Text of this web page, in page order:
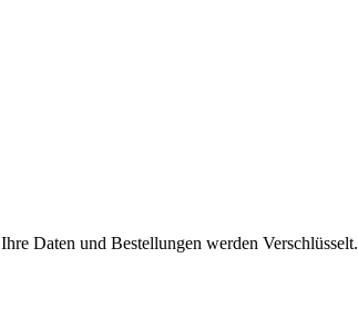
Ihre Daten und Bestellungen werden Verschlüsselt.